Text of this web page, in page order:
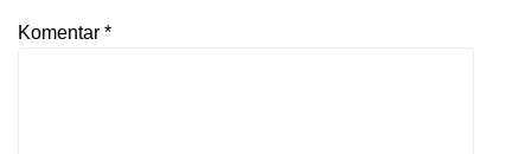
Komentar *